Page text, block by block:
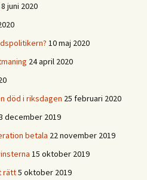
8 juni 2020
10 maj 2020
24 april 2020
död i riksdagen 25 februari 2020
december 2019
betala 22 november 2019
15 oktober 2019
rätt5 oktober 2019